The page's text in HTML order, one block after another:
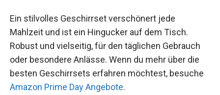
Ein stilvolles Geschirrset verschönert jede
Mahlzeit und ist ein Hingucker auf dem Tisch.
Robust und vielseitig, für den täglichen Gebrauch
oder besondere Anlässe. Wenn du mehr über die
besten Geschirrsets erfahren möchtest, besuche
Amazon Prime Day Angebote.